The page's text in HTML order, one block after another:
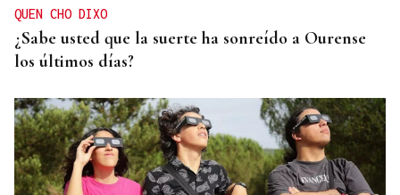
QUEN CHO DIXO
¿Sabe usted que la suerte ha sonreído a Ourense
los últimos días?